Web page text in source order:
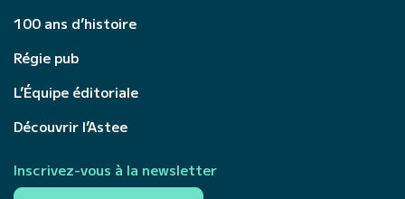
100 ans d’histoire
Régie pub
L’Équipe éditoriale
Découvrir l’Astee
Inscrivez-vous à la newsletter